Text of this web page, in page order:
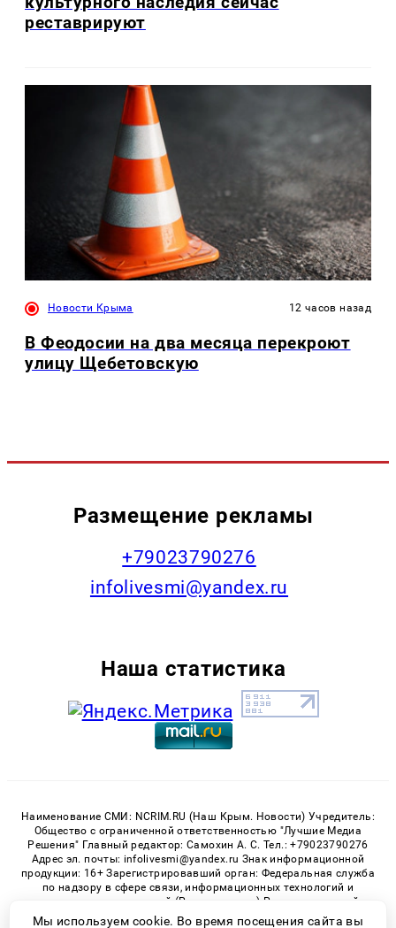
реставрируют
Новости Крыма 12 часов назад
В Феодосии на два месяца перекроют
улицу Щебетовскую
Размещение рекламы
+79023790276
infolivesmi@yandex.ru
Наша статистика
Наименование СМИ: NCRIM.RU (Наш Крым. Новости) Учредитель:
Общество с ограниченной ответственностью "Лучшие Медиа
Решения" Главный редактор: Самохин А. С. Тел.: +79023790276
Адрес эл. почты: infolivesmi@yandex.ru Знак информационной
продукции: 16+ Зарегистрировавший орган: Федеральная служба
по надзору в сфере связи, информационных технологий и
массовых коммуникаций (Роскомнадзор) Регистрационный
номер СМИ ЭЛ № ФС 77 - 81150 от 02.06.2021
Мы используем cookie. Во время посещения сайта вы